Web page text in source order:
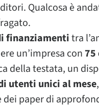
Qualcosa è
finanziamentitra
un’impresa con75
della testata, un
utenti unici al mese
paper di